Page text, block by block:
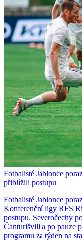
Fotbalisté Jablonce
přiblížili postupu
Fotbalisté Jablonce
Konferenční ligy RFS
postupu. Severočechy
Čanturišvili a po pauze
programu za týden na